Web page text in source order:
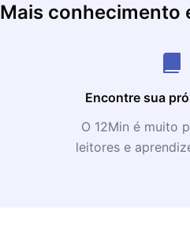
Mais conhecimento
Encontre sua
O 12Min é muito
leitores e